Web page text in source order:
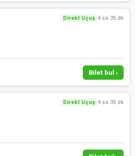
Direkt Uçuş 4 sa 35 dk
Bilet bul ›
Direkt Uçuş 4 sa 35 dk